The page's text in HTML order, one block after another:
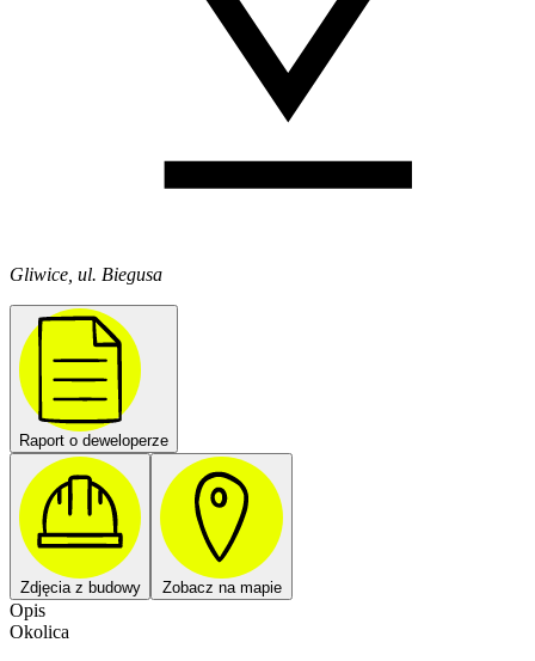
Gliwice, ul. Biegusa
Raport o deweloperze
Zdjęcia z budowy Zobacz na mapie
Opis
Okolica